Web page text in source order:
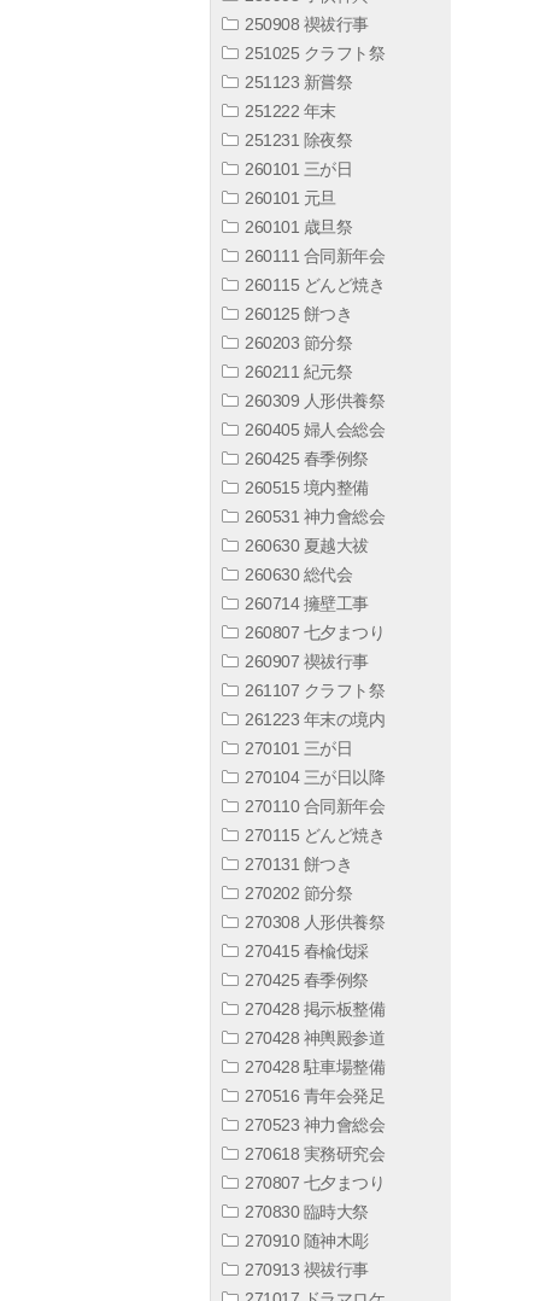
250908 禊祓行事
251025 クラフト祭
251123 新嘗祭
251222 年末
251231 除夜祭
260101 三が日
260101 元旦
260101 歳旦祭
260111 合同新年会
260115 どんど焼き
260125 餅つき
260203 節分祭
260211 紀元祭
260309 人形供養祭
260405 婦人会総会
260425 春季例祭
260515 境内整備
260531 神力會総会
260630 夏越大祓
260630 総代会
260714 擁壁工事
260807 七夕まつり
260907 禊祓行事
261107 クラフト祭
261223 年末の境内
270101 三が日
270104 三が日以降
270110 合同新年会
270115 どんど焼き
270131 餅つき
270202 節分祭
270308 人形供養祭
270415 春楡伐採
270425 春季例祭
270428 掲示板整備
270428 神輿殿参道
270428 駐車場整備
270516 青年会発足
270523 神力會総会
270618 実務研究会
270807 七夕まつり
270830 臨時大祭
270910 随神木彫
270913 禊祓行事